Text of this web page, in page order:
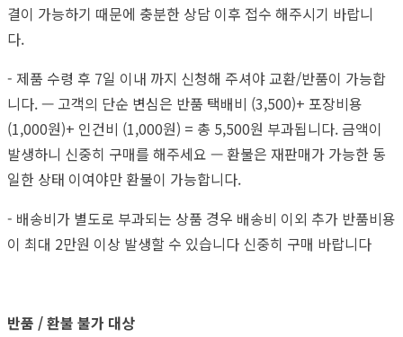
결이 가능하기 때문에 충분한 상담 이후 접수 해주시기 바랍니
다.
- 제품 수령 후 7일 이내 까지 신청해 주셔야 교환/반품이 가능합
니다. — 고객의 단순 변심은 반품 택배비 (3,500)+ 포장비용
(1,000원)+ 인건비 (1,000원) = 총 5,500원 부과됩니다. 금액이
발생하니 신중히 구매를 해주세요 — 환불은 재판매가 가능한 동
일한 상태 이여야만 환불이 가능합니다.
- 배송비가 별도로 부과되는 상품 경우 배송비 이외 추가 반품비용
이 최대 2만원 이상 발생할 수 있습니다 신중히 구매 바랍니다
반품 / 환불 불가 대상